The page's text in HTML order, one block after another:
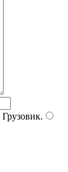
Грузовик.